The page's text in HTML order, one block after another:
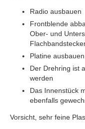
Radio ausbauen
Frontblende
Ober- und
Platine
Der Drehring ist
werden
Das Innenstück
ebenfalls
Vorsicht, sehr feine